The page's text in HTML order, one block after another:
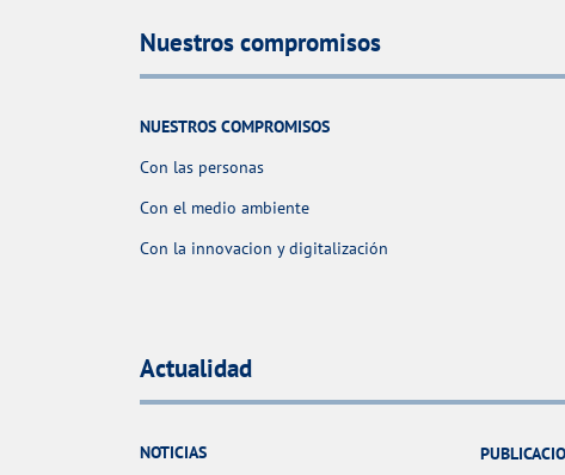
Nuestros compromisos
NUESTROS COMPROMISOS
Con las personas
Con el medio ambiente
Con la innovacion y digitalización
Actualidad
NOTICIAS